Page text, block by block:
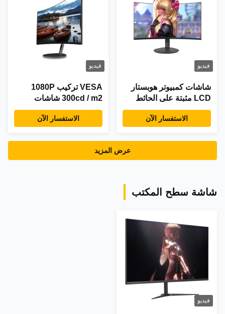
فيديو
شاشات كمبيوتر هوبستار
LCD مثبتة على الحائط
350cd/M2 مدخلات HDMI
الاستفسار الآن
فيديو
VESA تركيب 1080P
300cd / m2 شاشات
الكمبيوتر LCD رقيقة
الاستفسار الآن
عرض المزيد
شاشة سطح المكتب
فيديو